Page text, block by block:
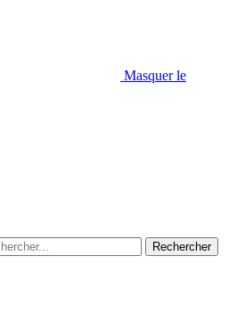
Masquer le
Rechercher